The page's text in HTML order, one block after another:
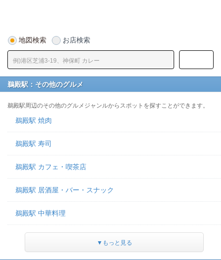
地図検索 お店検索
鵜殿駅：その他のグルメ
鵜殿駅周辺のその他のグルメジャンルからスポットを探すことができます。
鵜殿駅 焼肉
鵜殿駅 寿司
鵜殿駅 カフェ・喫茶店
鵜殿駅 居酒屋・バー・スナック
鵜殿駅 中華料理
▼もっと見る